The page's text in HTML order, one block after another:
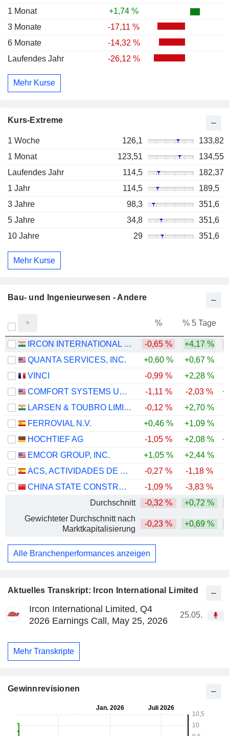
Aktuelles Transkript: Ircon International Limited
Ircon International Limited, Q4
2026 Earnings Call, May 25, 2026
25.05.
Mehr Transkripte
1 Monat
+1,74 %
3 Monate
-17,11 %
6 Monate
-14,32 %
Laufendes Jahr
-26,12 %
Mehr Kurse
Kurs-Extreme
1 Woche 126,1
133,82
1 Monat
123,51
134,55
Laufendes Jahr
114,5
182,37
1 Jahr
114,5
189,5
3 Jahre
98,3
351,6
5 Jahre
34,8
351,6
10 Jahre
29 351,6
Mehr Kurse
Bau- und Ingenieurwesen - Andere
% % 5 Tage
IRCON INTERNATIONAL LIMITED -0,65 % +4,17 %
QUANTA SERVICES, INC.
+0,60 % +0,67 %
VINCI
-0,99 % +2,28 %
COMFORT SYSTEMS USA, INC.
-1,11 % -2,03 %
LARSEN & TOUBRO LIMITED
-0,12 % +2,70 %
FERROVIAL N.V.
+0,46 % +1,09 %
HOCHTIEF AG
-1,05 % +2,08 %
EMCOR GROUP, INC.
+1,05 % +2,44 %
ACS, ACTIVIDADES DE CONSTRUCCIÓN Y SERVICIOS, S.A.
-0,27 % -1,18 %
CHINA STATE CONSTRUCTION ENGINEERING CORPORATION LIMITED
-1,09 % -3,83 %
Durchschnitt
-0,32 % +0,72 %
Gewichteter Durchschnitt nach
Marktkapitalisierung
-0,23 % +0,69 %
Alle Branchenperformances anzeigen
Gewinnrevisionen